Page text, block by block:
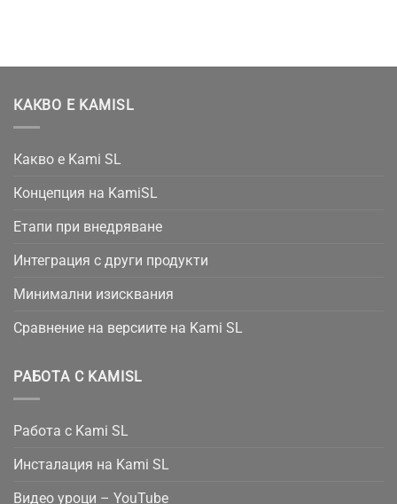
КАКВО Е KAMISL
Какво е Kami SL
Концепция на KamiSL
Етапи при внедряване
Интеграция с други продукти
Минимални изисквания
Сравнение на версиите на Kami SL
РАБОТА С KAMISL
Работа с Kami SL
Инсталация на Kami SL
Видео уроци – YouTube